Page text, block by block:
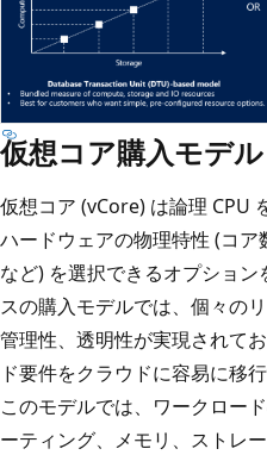
仮想コア購入モデル
仮想コア (vCore) は論理 CPU
ハードウェアの物理特性 (コ
など) を選択できるオプショ
スの購入モデルでは、個々の
管理性、透明性が実現されて
ド要件をクラウドに容易に移
このモデルでは、ワークロー
ーティング、メモリ、ストレ